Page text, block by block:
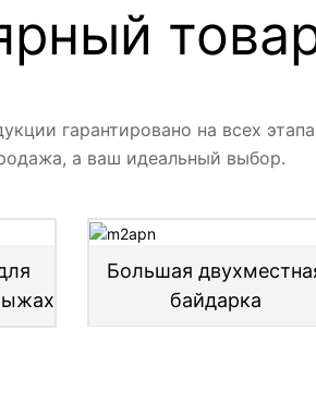
гарантировано на всех
а ваш идеальный выбор.
Большая
байдарка